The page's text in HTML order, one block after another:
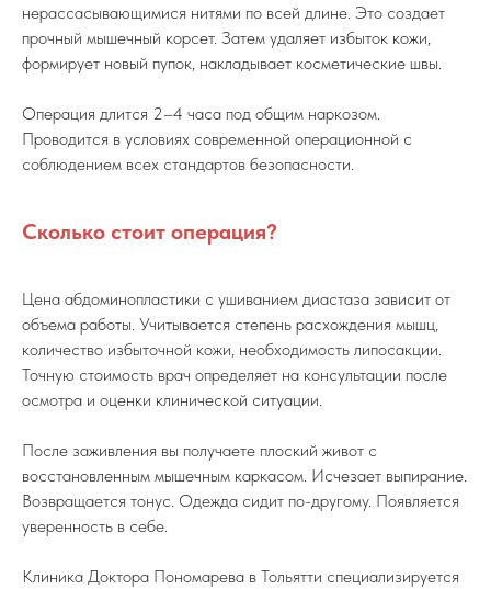
нерассасывающимися нитями по всей длине. Это создает
прочный мышечный корсет. Затем удаляет избыток кожи,
формирует новый пупок, накладывает косметические швы.
Операция длится 2–4 часа под общим наркозом.
Проводится в условиях современной операционной с
соблюдением всех стандартов безопасности.
Сколько стоит операция?
Цена абдоминопластики с ушиванием диастаза зависит от
объема работы. Учитывается степень расхождения мышц,
количество избыточной кожи, необходимость липосакции.
Точную стоимость врач определяет на консультации после
осмотра и оценки клинической ситуации.
После заживления вы получаете плоский живот с
восстановленным мышечным каркасом. Исчезает выпирание.
Возвращается тонус. Одежда сидит по-другому. Появляется
уверенность в себе.
Клиника Доктора Пономарева в Тольятти специализируется